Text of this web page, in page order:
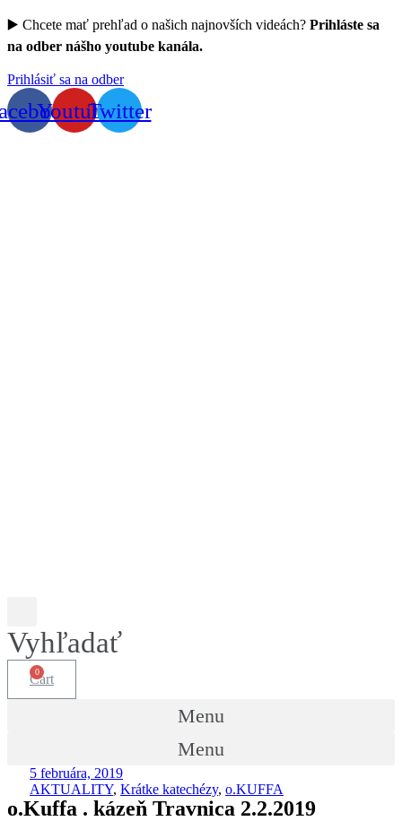
▶️ Chcete mať prehľad o našich najnovších videách? Prihláste sa
na odber nášho youtube kanála.
Prihlásiť sa na odber
YoutubeTwitter
Vyhľadať
Cart
Menu
Menu
5 februára, 2019
AKTUALITY, Krátke katechézy, o.KUFFA
o.Kuffa . kázeň Travnica 2.2.2019